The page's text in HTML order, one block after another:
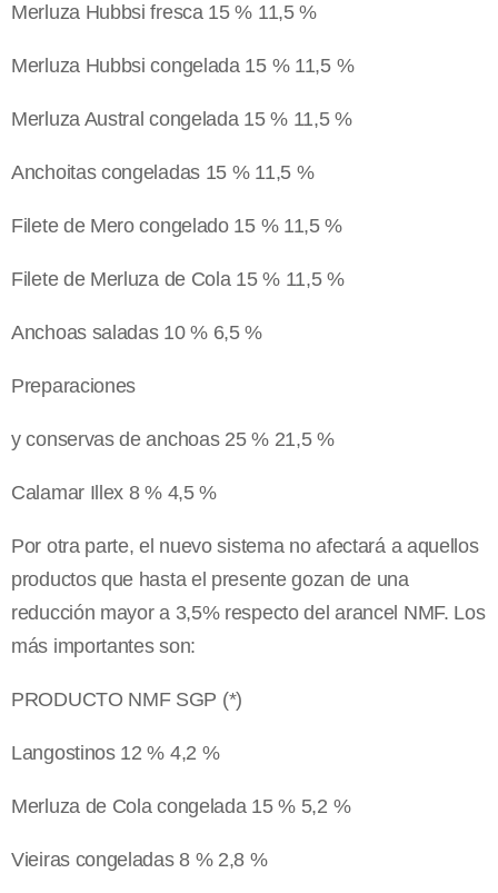
Merluza Hubbsi fresca 15 % 11,5 %
Merluza Hubbsi congelada 15 % 11,5 %
Merluza Austral congelada 15 % 11,5 %
Anchoitas congeladas 15 % 11,5 %
Filete de Mero congelado 15 % 11,5 %
Filete de Merluza de Cola 15 % 11,5 %
Anchoas saladas 10 % 6,5 %
Preparaciones
y conservas de anchoas 25 % 21,5 %
Calamar Illex 8 % 4,5 %
Por otra parte, el nuevo sistema no afectará a aquellos
productos que hasta el presente gozan de una
reducción mayor a 3,5% respecto del arancel NMF. Los
más importantes son:
PRODUCTO NMF SGP (*)
Langostinos 12 % 4,2 %
Merluza de Cola congelada 15 % 5,2 %
Vieiras congeladas 8 % 2,8 %